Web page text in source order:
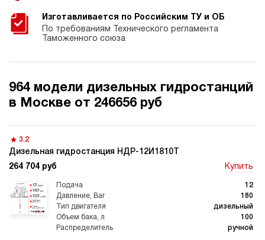
Изготавливается по Российским ТУ и ОБ
По требованиям Технического регламента
Таможенного союза
964 модели дизельных гидростанций
в Москве от 246656 руб
Дизельная гидростанция НДР-12И1810Т
3.2
264 704 руб Купить
12
180
дизельный
100
ручной